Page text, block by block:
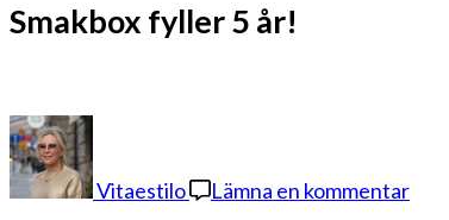
Smakbox fyller 5 år!
Vitaestilo Lämna en kommentar
5